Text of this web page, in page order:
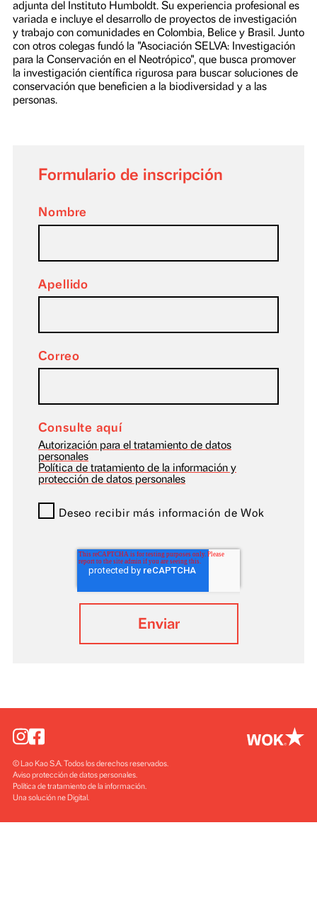
en el estudio de las aves migratorias Neotropicales y su
ecología y evolución fueron el centro de sus estudios
doctorales en la Universidad de Los Andes. Luego hizo un
postdoctorado en el Laboratorio de Ornitología de la
Universidad de Cornell, y actualmente es investigadora
adjunta del Instituto Humboldt. Su experiencia
variada e incluye el desarrollo de proyectos de
conservación que beneficien a la biodiversidad y a las
Correo
Consulte aquí
Autorización para el tratamiento de datos
Política de tratamiento de la información y
protección de datos personales
Deseo recibir más información de Wok